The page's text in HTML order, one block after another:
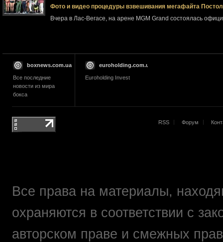
Фото и видео процедуры взвешивания мегафайта
Вчера в Лас-Вегасе, на арене MGM Grand состоялась
boxnews.com.ua
Все последние
новости из мира
бокса
euroholding.com.ua
Euroholding Invest
RSS Форум
Все права на материалы,
охраняются в соответствии с
авторском праве и смежных